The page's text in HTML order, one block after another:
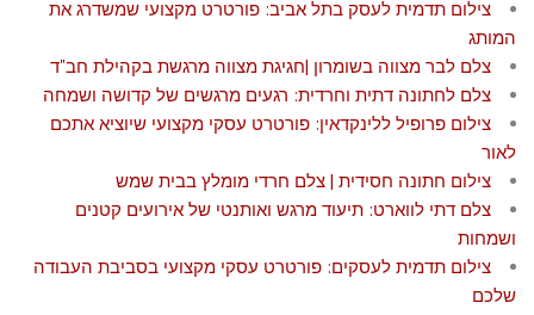
צילום תדמית לעסק בתל אביב: פורטרט מקצועי שמשדרג את
המותג
צלם לבר מצווה בשומרון |חגיגת מצווה מרגשת בקהילת חב"ד
צלם לחתונה דתית וחרדית: רגעים מרגשים של קדושה ושמחה
צילום פרופיל ללינקדאין: פורטרט עסקי מקצועי שיוציא אתכם
לאור
צילום חתונה חסידית | צלם חרדי מומלץ בבית שמש
צלם דתי לווארט: תיעוד מרגש ואותנטי של אירועים קטנים
ושמחות
צילום תדמית לעסקים: פורטרט עסקי מקצועי בסביבת העבודה
שלכם